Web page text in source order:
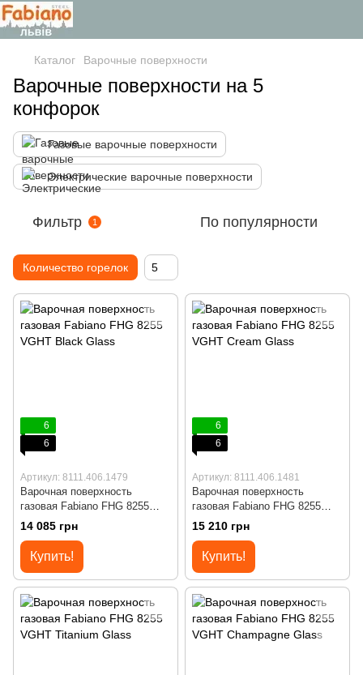
Каталог Варочные поверхности
Варочные поверхности на 5
конфорок
Газовые варочные поверхности
Электрические варочные поверхности
Фильтр 1 По популярности
Количество горелок 5
6
6
Артикул: 8111.406.1479
Варочная поверхность
газовая Fabiano FHG 8255
VGHT Black Glass
14 085 грн
Купить!
6
6
Артикул: 8111.406.1481
Варочная поверхность
газовая Fabiano FHG 8255
VGHT Cream Glass
15 210 грн
Купить!